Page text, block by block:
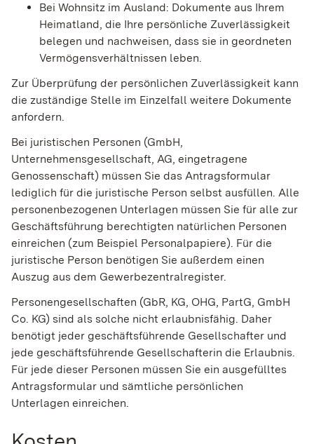
Bei Wohnsitz im Ausland: Dokumente aus Ihrem
Heimatland, die Ihre persönliche Zuverlässigkeit
belegen und nachweisen, dass sie in geordneten
Vermögensverhältnissen leben.
Zur Überprüfung der persönlichen Zuverlässigkeit kann
die zuständige Stelle im Einzelfall weitere Dokumente
anfordern.
Bei juristischen Personen (GmbH,
Unternehmensgesellschaft, AG, eingetragene
Genossenschaft) müssen Sie das Antragsformular
lediglich für die juristische Person selbst ausfüllen. Alle
personenbezogenen Unterlagen müssen Sie für alle zur
Geschäftsführung berechtigten natürlichen Personen
einreichen (zum Beispiel Personalpapiere). Für die
juristische Person benötigen Sie außerdem einen
Auszug aus dem Gewerbezentralregister.
Personengesellschaften (GbR, KG, OHG, PartG, GmbH
Co. KG) sind als solche nicht erlaubnisfähig. Daher
benötigt jeder geschäftsführende Gesellschafter und
jede geschäftsführende Gesellschafterin die Erlaubnis.
Für jede dieser Personen müssen Sie ein ausgefülltes
Antragsformular und sämtliche persönlichen
Unterlagen einreichen.